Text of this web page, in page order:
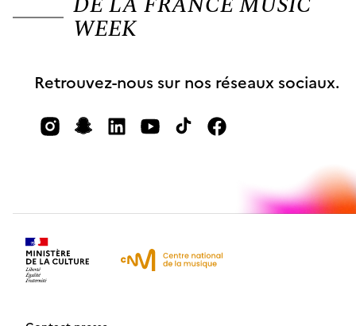
WEEK
Retrouvez-nous sur nos réseaux sociaux.